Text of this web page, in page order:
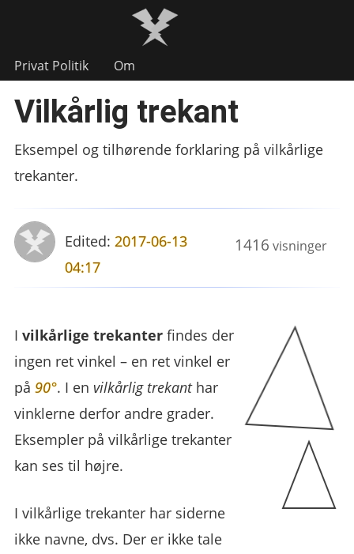
Privat Politik Om
Vilkårlig trekant
Eksempel og tilhørende forklaring på vilkårlige
trekanter.
1416 visninger
Edited:2017-06-13
04:17
Ivilkårlige trekanter findes der
ingen ret vinkel – en ret vinkel er
på90°. I en vilkårlig trekanthar
vinklerne derfor andre grader.
Eksempler på vilkårlige trekanter
kan ses til højre.
I vilkårlige trekanter har siderne
ikke navne, dvs. Der er ikke tale